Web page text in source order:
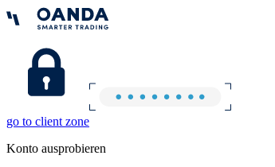
go to client zone
Konto ausprobieren